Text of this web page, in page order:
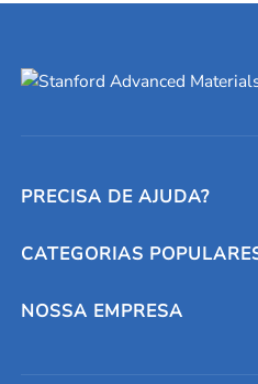
PRECISA DE AJUDA?
Conversores e
Entre em contato conosco
CATEGORIAS
Metais refratários
NOSSA EMPRESA